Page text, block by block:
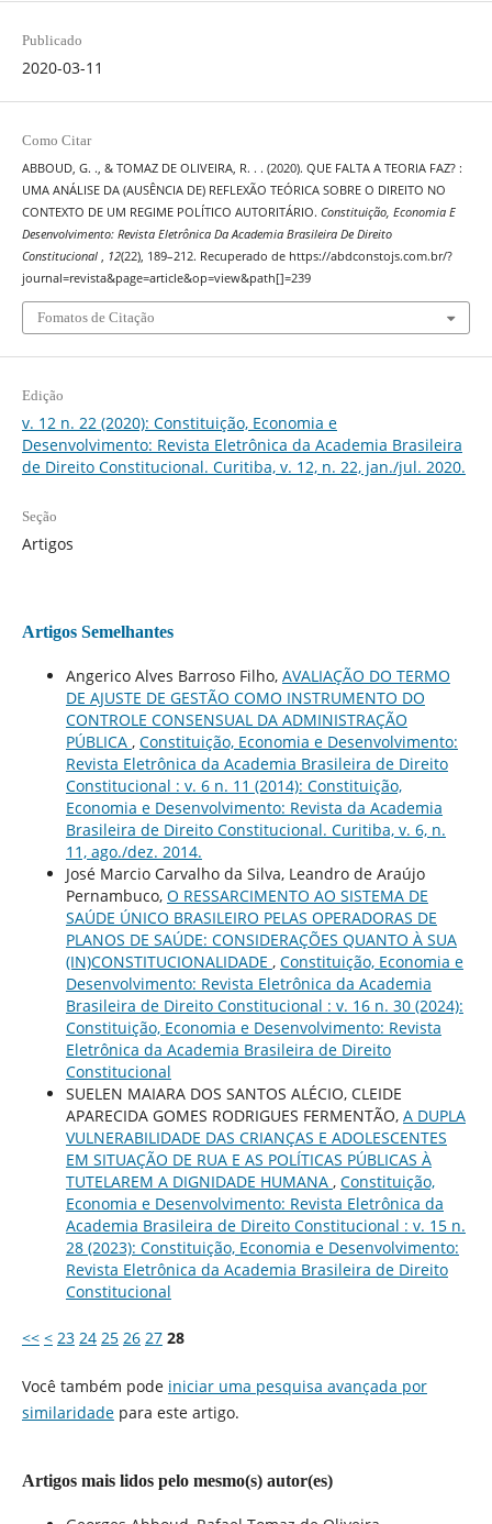
Publicado
2020-03-11
Como Citar
ABBOUD, G. ., & TOMAZ DE OLIVEIRA, R. . . (2020). QUE FALTA A TEORIA FAZ? :
UMA ANÁLISE DA (AUSÊNCIA DE) REFLEXÃO TEÓRICA SOBRE O DIREITO NO
CONTEXTO DE UM REGIME POLÍTICO AUTORITÁRIO. Constituição, Economia E
Desenvolvimento: Revista Eletrônica Da Academia Brasileira De Direito
Constitucional , 12(22), 189–212. Recuperado de https://abdconstojs.com.br/?
journal=revista&page=article&op=view&path[]=239
Fomatos de Citação
Edição
v. 12 n. 22 (2020): Constituição, Economia e
Desenvolvimento: Revista Eletrônica da Academia Brasileira
de Direito Constitucional. Curitiba, v. 12, n. 22, jan./jul. 2020.
Seção
Artigos
Artigos Semelhantes
Angerico Alves Barroso Filho, AVALIAÇÃO DO TERMO
DE AJUSTE DE GESTÃO COMO INSTRUMENTO DO
CONTROLE CONSENSUAL DA ADMINISTRAÇÃO
PÚBLICA , Constituição, Economia e Desenvolvimento:
Revista Eletrônica da Academia Brasileira de Direito
Constitucional : v. 6 n. 11 (2014): Constituição,
Economia e Desenvolvimento: Revista da Academia
Brasileira de Direito Constitucional. Curitiba, v. 6, n.
11, ago./dez. 2014.
José Marcio Carvalho da Silva, Leandro de Araújo
Pernambuco, O RESSARCIMENTO AO SISTEMA DE
SAÚDE ÚNICO BRASILEIRO PELAS OPERADORAS DE
PLANOS DE SAÚDE: CONSIDERAÇÕES QUANTO À SUA
(IN)CONSTITUCIONALIDADE , Constituição, Economia e
Desenvolvimento: Revista Eletrônica da Academia
Brasileira de Direito Constitucional : v. 16 n. 30 (2024):
Constituição, Economia e Desenvolvimento: Revista
Eletrônica da Academia Brasileira de Direito
Constitucional
SUELEN MAIARA DOS SANTOS ALÉCIO, CLEIDE
APARECIDA GOMES RODRIGUES FERMENTÃO, A DUPLA
VULNERABILIDADE DAS CRIANÇAS E ADOLESCENTES
EM SITUAÇÃO DE RUA E AS POLÍTICAS PÚBLICAS À
TUTELAREM A DIGNIDADE HUMANA , Constituição,
Economia e Desenvolvimento: Revista Eletrônica da
Academia Brasileira de Direito Constitucional : v. 15 n.
28 (2023): Constituição, Economia e Desenvolvimento:
Revista Eletrônica da Academia Brasileira de Direito
Constitucional
<< < 23 24 25 26 27 28
Você também pode iniciar uma pesquisa avançada por
similaridadepara este artigo.
Artigos mais lidos pelo mesmo(s) autor(es)